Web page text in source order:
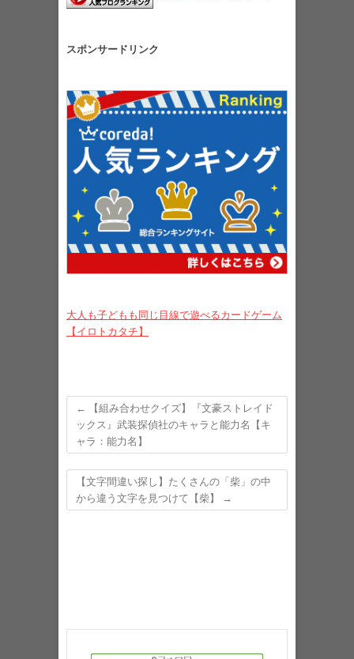
スポンサードリンク
大人も子どもも同じ目線で遊べるカードゲーム
【イロトカタチ】
←
【組み合わせクイズ】『文豪ストレイド
ックス』武装探偵社のキャラと能力名【キ
ャラ：能力名】
【文字間違い探し】たくさんの「柴」の中
から違う文字を見つけて【柴】
→